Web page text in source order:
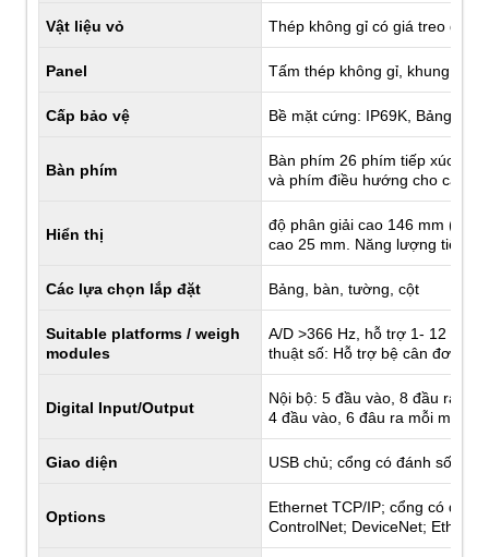
Vật liệu vỏ Thép không gỉ có giá treo để
Panel Tấm thép không gỉ, khung
Cấp bảo vệ Bề mặt cứng: IP69K, Bảng:
Bàn phím
Bàn phím 26 phím tiếp xúc,
và phím điều hướng cho các
Hiển thị
độ phân giải cao 146 mm
cao 25 mm. Năng lượng tiêu
Các lựa chọn lắp đặt Bảng, bàn, tường, cột
Suitable platforms / weigh
modules
A/D >366 Hz, hỗ trợ 1- 12 350
thuật số: Hỗ trợ bệ cân đơn
Digital Input/Output
Nội bộ: 5 đầu vào, 8 đầu ra, rê
4 đầu vào, 6 đâu ra mỗi máy
Giao diện USB chủ; cổng có đánh số sê
Options
Ethernet TCP/IP; cổng có
ControlNet; DeviceNet;